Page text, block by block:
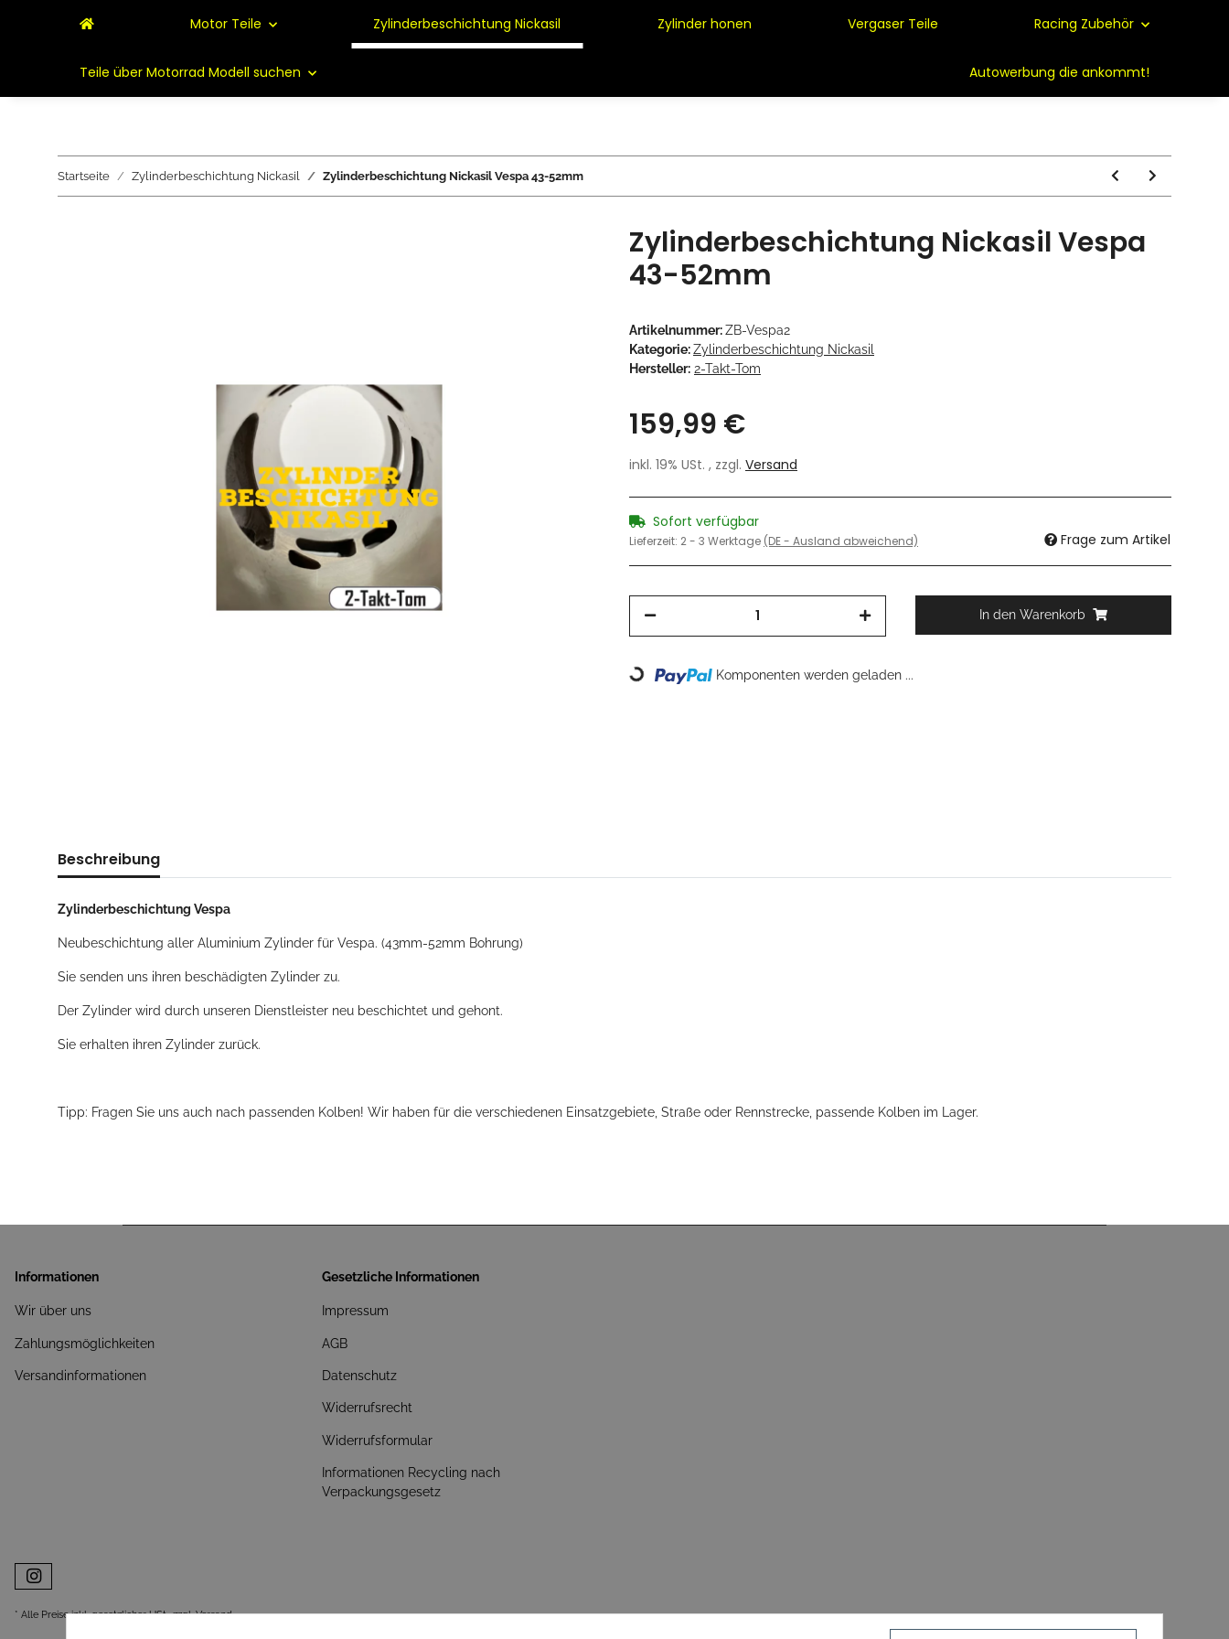
Motor Teile Zylinderbeschichtung Nickasil Zylinder honen Vergaser Teile Racing Zubehör
Teile über Motorrad Modell suchen Autowerbung die ankommt!
Startseite Zylinderbeschichtung Nickasil Zylinderbeschichtung Nickasil Vespa 43-52mm
Zylinderbeschichtung Nickasil Vespa
43-52mm
Artikelnummer:ZB-Vespa2
Kategorie:Zylinderbeschichtung Nickasil
Hersteller: 2-Takt-Tom
159,99 €
inkl. 19% USt. , zzgl. Versand
Sofort verfügbar
Lieferzeit: 2 - 3 Werktage (DE - Ausland abweichend) Frage zum Artikel
In den Warenkorb
Loading... Komponenten werden geladen ...
Beschreibung
Zylinderbeschichtung Vespa
Neubeschichtung aller Aluminium Zylinder für Vespa. (43mm-52mm Bohrung)
Sie senden uns ihren beschädigten Zylinder zu.
Der Zylinder wird durch unseren Dienstleister neu beschichtet und gehont.
Sie erhalten ihren Zylinder zurück.
Tipp: Fragen Sie uns auch nach passenden Kolben! Wir haben für die verschiedenen Einsatzgebiete, Straße oder Rennstrecke, passende Kolben im Lager.
Informationen
Wir über uns
Zahlungsmöglichkeiten
Versandinformationen
Gesetzliche Informationen
Impressum
AGB
Datenschutz
Widerrufsrecht
Widerrufsformular
Informationen Recycling nach
Verpackungsgesetz
* Alle Preise inkl. gesetzlicher USt., zzgl.Versand